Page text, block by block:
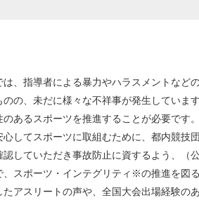
、指導者による暴力やハラスメントなど
の、未だに様々な不祥事が発生していま
あるスポーツを推進することが必要です。
してスポーツに取組むために、都内競技
していただき事故防止に資するよう、（
、スポーツ・インテグリティ※の推進を図
アスリートの声や、全国大会出場経験の